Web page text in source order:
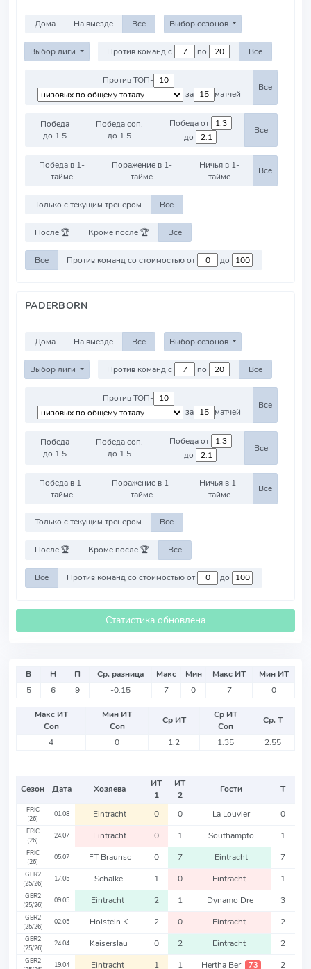
Дома На выезде Все Выбор сезонов
Выбор лиги Против команд с по Все
Против ТОП-
за
матчей
Все
Победа
до 1.5
Победа соп.
до 1.5
Победа от
до
Все
Победа в 1-
тайме
Поражение в 1-
тайме
Ничья в 1-
тайме
Все
Только с текущим тренером Все
После 🏆 Кроме после 🏆 Все
Все Против команд со стоимостью от до
PADERBORN
Дома На выезде Все Выбор сезонов
Выбор лиги Против команд с по Все
Против ТОП-
за
матчей
Все
Победа
до 1.5
Победа соп.
до 1.5
Победа от
до
Все
Победа в 1-
тайме
Поражение в 1-
тайме
Ничья в 1-
тайме
Все
Только с текущим тренером Все
После 🏆 Кроме после 🏆 Все
Все Против команд со стоимостью от до
Статистика обновлена
В Н П Ср. разница Макс Мин Макс ИТ
Мин ИТ
5
6 9 -0.15 7 0 7 0
Макс ИТ
Соп
Мин ИТ
Соп
Ср ИТ
Ср ИТ
Соп
Ср. Т
4
0 1.2 1.35 2.55
Сезон Дата Хозяева
ИТ
1
ИТ
2
Гости Т
FRIC
(26)
01.08 Eintracht 0 0 La Louvier 0
FRIC
(26)
24.07 Eintracht 0 1 Southampto 1
FRIC
(26)
05.07 FT Braunsc 0 7 Eintracht 7
GER2
(25/26)
17.05 Schalke 1 0 Eintracht 1
GER2
(25/26)
09.05 Eintracht 2 1 Dynamo Dre 3
GER2
(25/26)
02.05 Holstein K 2 0 Eintracht 2
GER2
(25/26)
24.04 Kaiserslau 0 2 Eintracht 2
GER2
19.04 Eintracht 1 1 Hertha Ber 73 2